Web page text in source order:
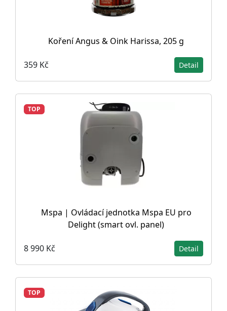
Koření Angus & Oink Harissa, 205 g
359 Kč Detail
TOP
Mspa | Ovládací jednotka Mspa EU pro
Delight (smart ovl. panel)
8 990 Kč Detail
TOP